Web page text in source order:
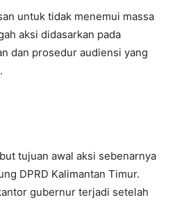
untuk tidak menemui massa
aksi didasarkan pada
dan prosedur audiensi yang
tujuan awal aksi sebenarnya
DPRD Kalimantan Timur.
gubernur terjadi setelah